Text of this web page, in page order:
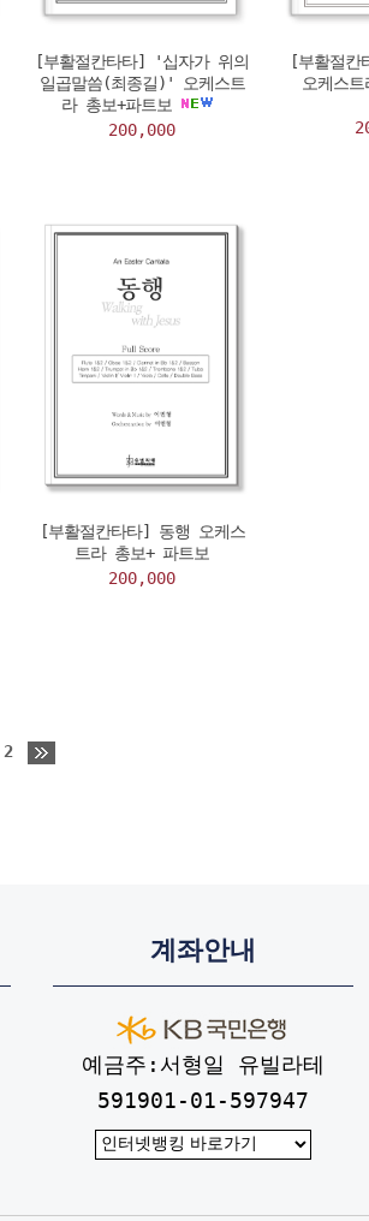
[부활절칸타타] '십자가 위의
일곱말씀(최종길)' 오케스트
라 총보+파트보
200,000
[부활절
오케스
[부활절칸타타] 동행 오케스
트라 총보+ 파트보
200,000
2
계좌안내
예금주:서형일 유빌라테
591901-01-597947